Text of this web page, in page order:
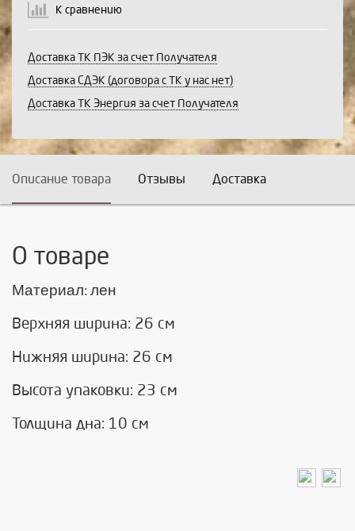
К сравнению
Доставка ТК ПЭК за счет Получателя
Доставка СДЭК (договора с ТК у нас нет)
Доставка ТК Энергия за счет Получателя
Описание товара Отзывы Доставка
О товаре
Материал: лен
Верхняя ширина: 26 см
Нижняя ширина: 26 см
Высота упаковки: 23 см
Толщина дна: 10 см